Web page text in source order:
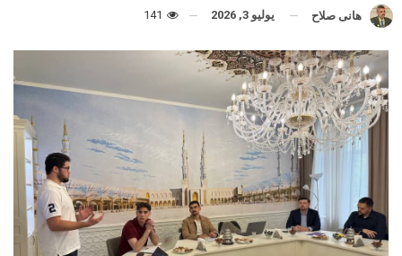
هانى صلاح يوليو 3, 2026